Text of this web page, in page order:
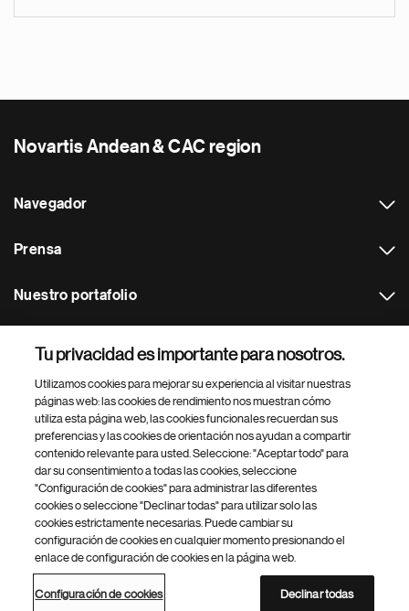
Novartis Andean & CAC region
Navegador
Prensa
Nuestro portafolio
Footer Site Search
inferior
del
© 2026 Novartis AG
Política de privacidad Términos de uso
Accesibilidad
Configuración de cookies
Mapa del sitio
Tu privacidad es importante para nosotros.
Utilizamos cookies para mejorar su experiencia al visitar nuestras
páginas web: las cookies de rendimiento nos muestran cómo
utiliza esta página web, las cookies funcionales recuerdan sus
preferencias y las cookies de orientación nos ayudan a compartir
contenido relevante para usted. Seleccione: "Aceptar todo" para
dar su consentimiento a todas las cookies, seleccione
"Configuración de cookies" para administrar las diferentes
cookies o seleccione "Declinar todas" para utilizar solo las
cookies estrictamente necesarias. Puede cambiar su
configuración de cookies en cualquier momento presionando el
enlace de configuración de cookies en la página web.
Configuración de cookies Declinar todas